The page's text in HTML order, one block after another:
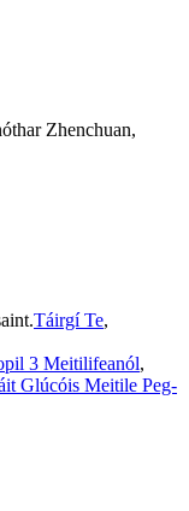
Zhenchuan,
Táirgí Te,
3 Meitilifeanól,
Glúcóis Meitile Peg-